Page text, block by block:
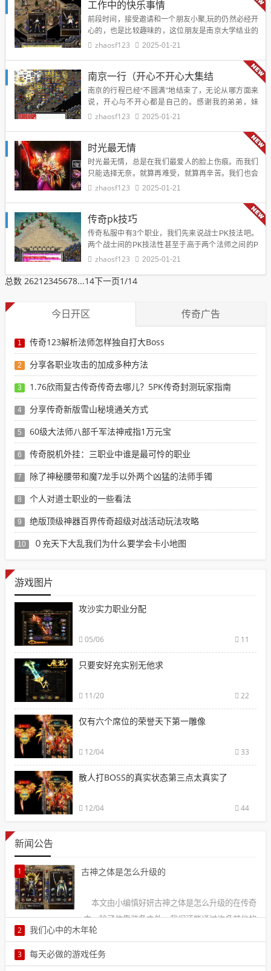
工作中的快乐事情
前段时间，接受邀请和一个朋友小聚,玩的仍然必经开
心的，也是比较趣味的，这位朋友是南京大学结业的
博士，小坐谈天后，让我感触领悟颇多。这位朋友原
zhaosf123 2025-01-21
南京一行（开心不开心大集结
南京的行程已经“不圆满”地结束了，无论从哪方面来
说，开心与不开心都是自己的。感谢我的弟弟，妹
妹，感谢大波，慧慧的鼎力相助，但还是要感谢的！
zhaosf123 2025-01-21
时光最无情
时光最无情，总是在我们最爱人的脸上伤痕。而我们
只能选择无奈。就算再难受，就算再辛苦。我们也会
永远爱着那个因为我们而苍老的人。岁月苍白了面
zhaosf123 2025-01-21
传奇pk技巧
传奇私服中有3个职业，我们先来说战士PK技法吧。
两个战士间的PK技法性甚至于高于两个法师之间的P
K。特别是那里面的战士跑位暗杀，这个是玩战士最
…
zhaosf123 2025-01-21
总数 26212345678...14下一页1/14
今日开区 传奇广告
1 传奇123解析法师怎样独自打大Boss
2 分享各职业攻击的加成多种方法
3 1.76欣雨复古传奇传奇去哪儿？5PK传奇封测玩家指南
4 分享传奇新版雪山秘境通关方式
5 60级大法师八部千军法神戒指1万元宝
6 传奇脱机外挂：三职业中谁是最可怜的职业
7 除了神秘腰带和魔7龙手以外两个凶猛的法师手镯
8 个人对道士职业的一些看法
9 绝版顶级神器百界传奇超级对战活动玩法攻略
10 ０充天下大乱我们为什么要学会卡小地图
游戏图片
攻沙实力职业分配
05/06 11
只要安好充实别无他求
11/20 22
仅有六个席位的荣誉天下第一雕像
12/04 33
散人打BOSS的真实状态第三点太真实了
12/04 44
新闻公告
1 古神之体是怎么升级的
本文由小编慎好妍古神之体是怎么升级的在传奇
中，除了依靠装备之外，我们还能通过许多其他的
2 我们心中的木年轮
昨晚，为了睡个美美的觉，我可是做足了准备，睡前洗了个澡，喝了
杯红酒，本以为会做个美梦，没想到还是做了个噩梦2
3 每天必做的游戏任务